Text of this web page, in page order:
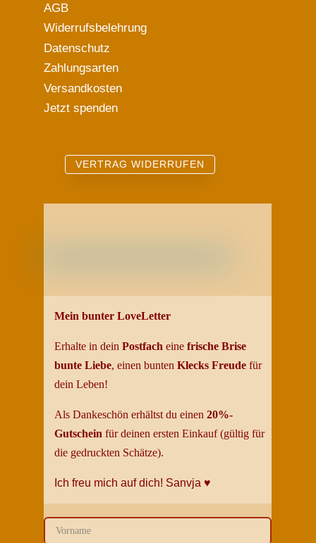
AGB
Widerrufsbelehrung
Datenschutz
Zahlungsarten
Versandkosten
Jetzt spenden
VERTRAG WIDERRUFEN
Mein bunter LoveLetter
Erhalte in deinPostfach einefrische Brise
bunte Liebe, einen buntenKlecks Freude für
deinLeben!
Als Dankeschön erhältst du einen20%-
Gutschein für deinen ersten Einkauf (gültig für
die gedruckten Schätze).
Ich freu mich auf dich! Sanvja♥